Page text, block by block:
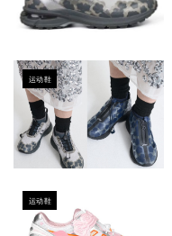
运动鞋
运动鞋